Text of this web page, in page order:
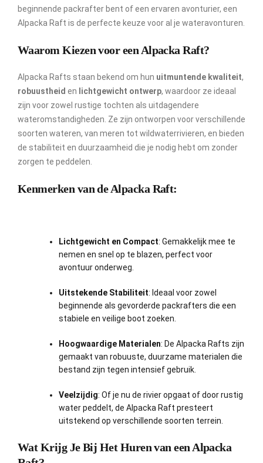
beginnende packrafter bent of een ervaren avonturier, een
Alpacka Raft is de perfecte keuze voor al je wateravonturen.
Waarom Kiezen voor een Alpacka Raft?
Alpacka Rafts staan bekend om hun uitmuntende kwaliteit,
robuustheid en lichtgewicht ontwerp, waardoor ze ideaal
zijn voor zowel rustige tochten als uitdagendere
wateromstandigheden. Ze zijn ontworpen voor verschillende
soorten wateren, van meren tot wildwaterrivieren, en bieden
de stabiliteit en duurzaamheid die je nodig hebt om zonder
zorgen te peddelen.
Kenmerken van de Alpacka Raft:
Lichtgewicht en Compact: Gemakkelijk mee te
nemen en snel op te blazen, perfect voor
avontuur onderweg.
Uitstekende Stabiliteit: Ideaal voor zowel
beginnende als gevorderde packrafters die een
stabiele en veilige boot zoeken.
Hoogwaardige Materialen: De Alpacka Rafts zijn
gemaakt van robuuste, duurzame materialen die
bestand zijn tegen intensief gebruik.
Veelzijdig: Of je nu de rivier opgaat of door rustig
water peddelt, de Alpacka Raft presteert
uitstekend op verschillende soorten terrein.
Wat Krijg Je Bij Het Huren van een Alpacka